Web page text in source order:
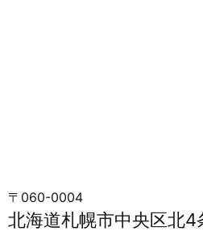
〒060-0004
北海道札幌市中央区北4